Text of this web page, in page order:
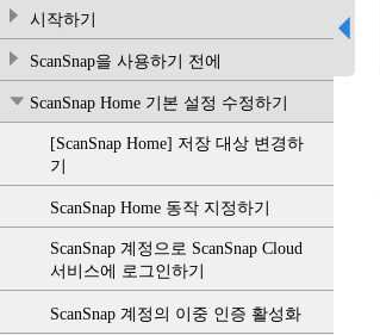
시작하기
ScanSnap을 사용하기 전에
ScanSnap Home 기본 설정 수정하기
[ScanSnap Home] 저장 대상 변경하
기
ScanSnap Home 동작 지정하기
ScanSnap 계정으로 ScanSnap Cloud
서비스에 로그인하기
ScanSnap 계정의 이중 인증 활성화